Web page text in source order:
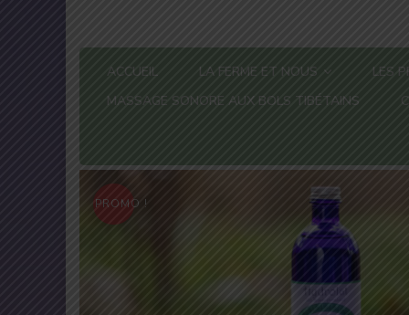
ACCUEIL LA FERME ET NOUS LES
MASSAGE SONORE AUX BOLS TIBÉTAINS
PROMO !